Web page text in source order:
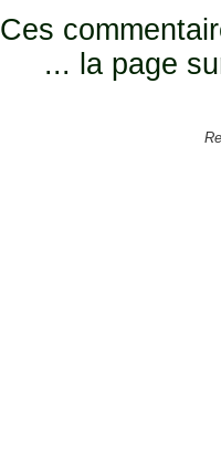
Ces
... la page